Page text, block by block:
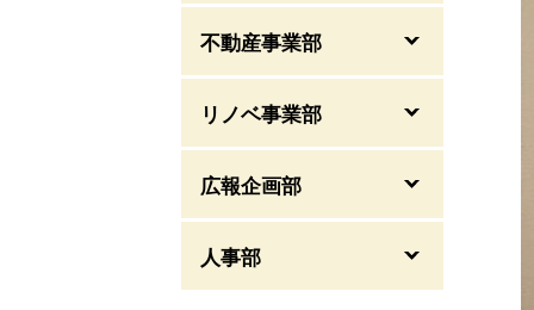
不動産事業部
リノベ事業部
広報企画部
人事部